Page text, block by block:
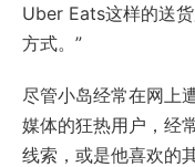
Uber Eats这样的送
方式。”
尽管小岛经常在网上
媒体的狂热用户，经
线索，或是他喜欢的